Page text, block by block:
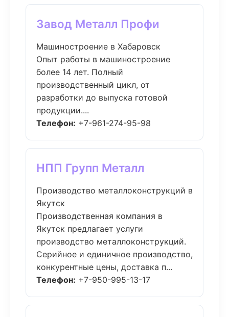
Завод Металл Профи
Машиностроение в Хабаровск
Опыт работы в машиностроение
более 14 лет. Полный
производственный цикл, от
разработки до выпуска готовой
продукции....
Телефон: +7-961-274-95-98
НПП Групп Металл
Производство металлоконструкций в
Якутск
Производственная компания в
Якутск предлагает услуги
производство металлоконструкций.
Серийное и единичное производство,
конкурентные цены, доставка п...
Телефон: +7-950-995-13-17